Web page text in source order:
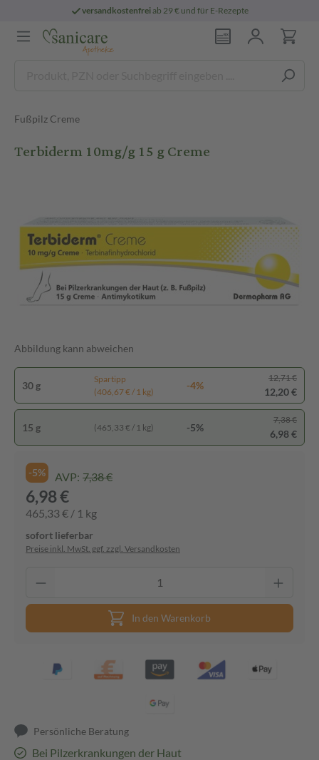
versandkostenfreiab 29 € und für E-Rezepte
Fußpilz Creme
Terbiderm 10mg/g 15 g Creme
Abbildung kann abweichen
30 g
Spartipp
(406,67 € / 1 kg)
-4%
12,71 €
12,20 €
15 g (465,33 € / 1 kg) -5%
7,38 €
6,98 €
-5% AVP: 7,38 €
6,98 €
465,33 € / 1 kg
sofort lieferbar
Preise inkl. MwSt. ggf. zzgl. Versandkosten
In den Warenkorb
Persönliche Beratung
Bei Pilzerkrankungen der Haut